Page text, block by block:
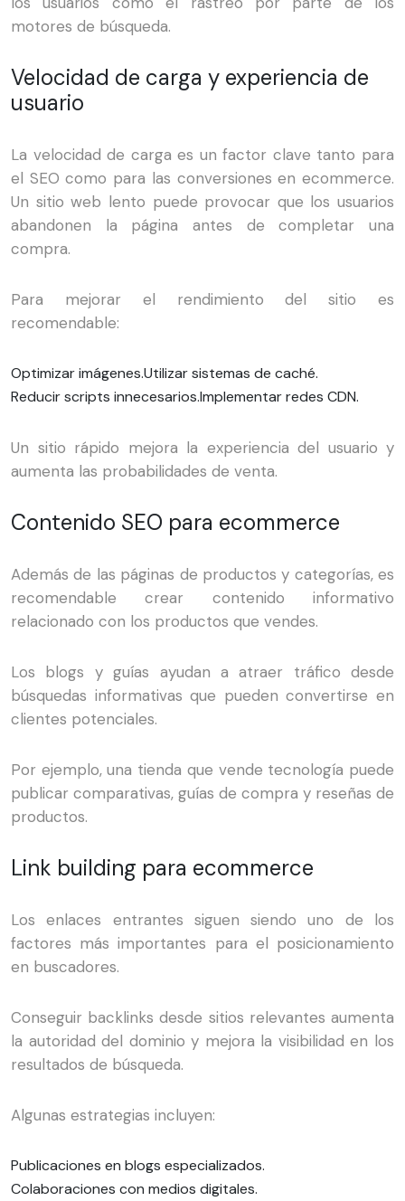
motores de búsqueda.
Velocidad de carga y experiencia de
usuario
La velocidad de carga es un factor clave tanto para
el SEO como para las conversiones en ecommerce.
Un sitio web lento puede provocar que los usuarios
abandonen la página antes de completar una
compra.
Para mejorar el rendimiento del sitio es
recomendable:
Optimizar imágenes.Utilizar sistemas de caché.
Reducir scripts innecesarios.Implementar redes CDN.
Un sitio rápido mejora la experiencia del usuario y
aumenta las probabilidades de venta.
Contenido SEO para ecommerce
Además de las páginas de productos y categorías, es
recomendable crear contenido informativo
relacionado con los productos que vendes.
Los blogs y guías ayudan a atraer tráfico desde
búsquedas informativas que pueden convertirse en
clientes potenciales.
Por ejemplo, una tienda que vende tecnología puede
publicar comparativas, guías de compra y reseñas de
productos.
Link building para ecommerce
Los enlaces entrantes siguen siendo uno de los
factores más importantes para el posicionamiento
en buscadores.
Conseguir backlinks desde sitios relevantes aumenta
la autoridad del dominio y mejora la visibilidad en los
resultados de búsqueda.
Algunas estrategias incluyen:
Publicaciones en blogs especializados.
Colaboraciones con medios digitales.